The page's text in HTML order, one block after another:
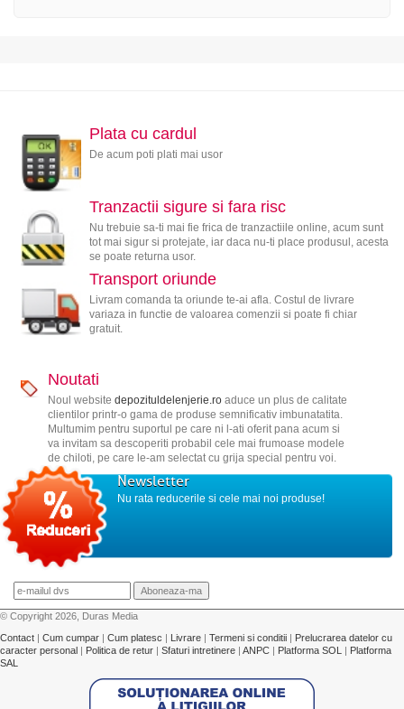
Plata cu cardul
De acum poti plati mai usor
Tranzactii sigure si fara risc
Nu trebuie sa-ti mai fie frica de tranzactiile online, acum sunt
tot mai sigur si protejate, iar daca nu-ti place produsul, acesta
se poate returna usor.
Transport oriunde
Livram comanda ta oriunde te-ai afla. Costul de livrare
variaza in functie de valoarea comenzii si poate fi chiar
gratuit.
Noutati
Noul website depozituldelenjerie.roaduce un plus de calitate
clientilor printr-o gama de produse semnificativ imbunatatita.
Multumim pentru suportul pe care ni l-ati oferit pana acum si
va invitam sa descoperiti probabil cele mai frumoase modele
de chiloti, pe care le-am selectat cu grija special pentru voi.
Newsletter
Nu rata reducerile si cele mai noi produse!
© Copyright 2026, Duras Media
Contact | Cum cumpar | Cum platesc | Livrare | Termeni si conditii | Prelucrarea datelor cu
caracter personal | Politica de retur | Sfaturi intretinere | ANPC | Platforma SOL | Platforma
SAL